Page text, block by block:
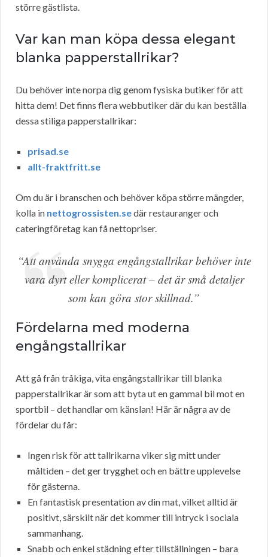
större gästlista.
Var kan man köpa dessa elegant
blanka papperstallrikar?
Du behöver inte norpa dig genom fysiska butiker för att
hitta dem! Det finns flera webbutiker där du kan beställa
dessa stiliga papperstallrikar:
prisad.se
allt-fraktfritt.se
Om du är i branschen och behöver köpa större mängder,
kolla in nettogrossisten.sedär restauranger och
cateringföretag kan få nettopriser.
“Att använda snygga engångstallrikar behöver inte
vara dyrt eller komplicerat – det är små detaljer
som kan göra stor skillnad.”
Fördelarna med moderna
engångstallrikar
Att gå från tråkiga, vita engångstallrikar till blanka
papperstallrikar är som att byta ut en gammal bil mot en
sportbil – det handlar om känslan! Här är några av de
fördelar du får:
Ingen risk för att tallrikarna viker sig mitt under
måltiden – det ger trygghet och en bättre upplevelse
för gästerna.
En fantastisk presentation av din mat, vilket alltid är
positivt, särskilt när det kommer till intryck i sociala
sammanhang.
Snabb och enkel städning efter tillställningen – bara